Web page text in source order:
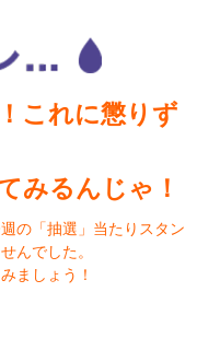
これに懲りず
みるんじゃ！
の「抽選」当たりスタン
んでした。
ましょう！